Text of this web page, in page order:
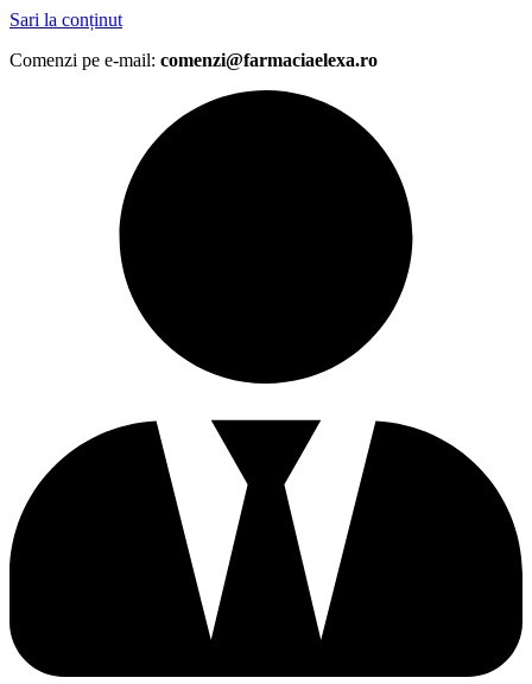
Sari la conținut
Comenzi pe e-mail: comenzi@farmaciaelexa.ro